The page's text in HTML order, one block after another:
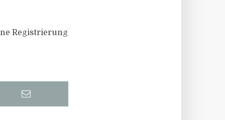
Registrierung